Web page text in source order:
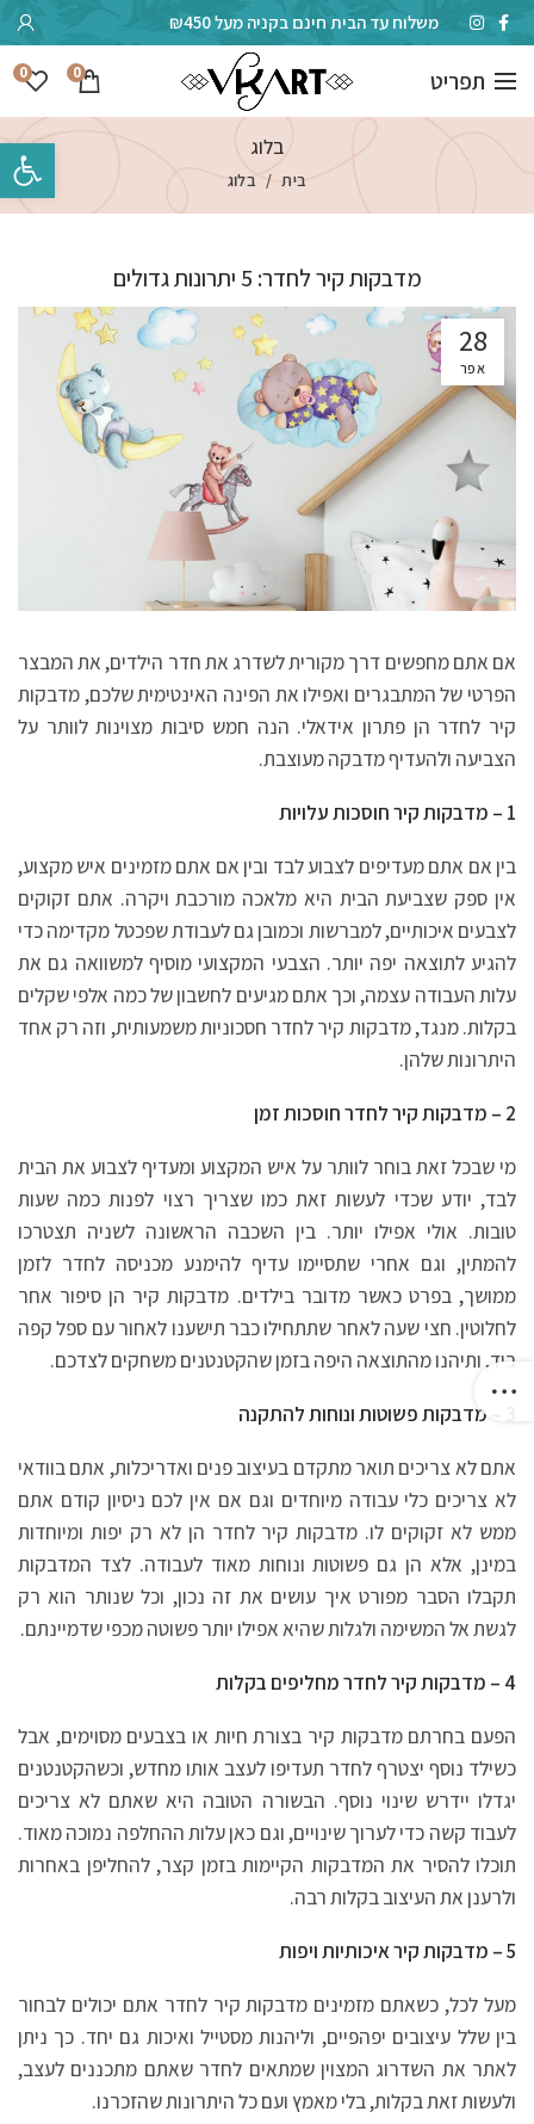
משלוח עד הבית חינם בקניה מעל ₪450
תפריט 0
0
בלוג
בית בלוג
מדבקות קיר לחדר: 5 יתרונות גדולים
28
אפר
אם אתם מחפשים דרך מקורית לשדרג את חדר הילדים, את המבצר
הפרטי של המתבגרים ואפילו את הפינה האינטימית שלכם, מדבקות
קיר לחדר הן פתרון אידאלי. הנה חמש סיבות מצוינות לוותר על
הצביעה ולהעדיף מדבקה מעוצבת.
1 – מדבקות קיר חוסכות עלויות
בין אם אתם מעדיפים לצבוע לבד ובין אם אתם מזמינים איש מקצוע,
אין ספק שצביעת הבית היא מלאכה מורכבת ויקרה. אתם זקוקים
לצבעים איכותיים, למברשות וכמובן גם לעבודת שפכטל מקדימה כדי
להגיע לתוצאה יפה יותר. הצבעי המקצועי מוסיף למשוואה גם את
עלות העבודה עצמה, וכך אתם מגיעים לחשבון של כמה אלפי שקלים
בקלות. מנגד, מדבקות קיר לחדר חסכוניות משמעותית, וזה רק אחד
היתרונות שלהן.
2 – מדבקות קיר לחדר חוסכות זמן
מי שבכל זאת בוחר לוותר על איש המקצוע ומעדיף לצבוע את הבית
לבד, יודע שכדי לעשות זאת כמו שצריך רצוי לפנות כמה שעות
טובות. אולי אפילו יותר. בין השכבה הראשונה לשניה תצטרכו
להמתין, וגם אחרי שתסיימו עדיף להימנע מכניסה לחדר לזמן
ממושך, בפרט כאשר מדובר בילדים. מדבקות קיר הן סיפור אחר
לחלוטין. חצי שעה לאחר שתתחילו כבר תישענו לאחור עם ספל קפה
ביד, ותיהנו מהתוצאה היפה בזמן שהקטנטנים משחקים לצדכם.
אתם לא צריכים תואר מתקדם בעיצוב פנים ואדריכלות, אתם בוודאי
לא צריכים כלי עבודה מיוחדים וגם אם אין לכם ניסיון קודם אתם
ממש לא זקוקים לו. מדבקות קיר לחדר הן לא רק יפות ומיוחדות
במינן, אלא הן גם פשוטות ונוחות מאוד לעבודה. לצד המדבקות
תקבלו הסבר מפורט איך עושים את זה נכון, וכל שנותר הוא רק
לגשת אל המשימה ולגלות שהיא אפילו יותר פשוטה מכפי שדמיינתם.
4 – מדבקות קיר לחדר מחליפים בקלות
הפעם בחרתם מדבקות קיר בצורת חיות או בצבעים מסוימים, אבל
כשילד נוסף יצטרף לחדר תעדיפו לעצב אותו מחדש, וכשהקטנטנים
יגדלו יידרש שינוי נוסף. הבשורה הטובה היא שאתם לא צריכים
לעבוד קשה כדי לערוך שינויים, וגם כאן עלות ההחלפה נמוכה מאוד.
תוכלו להסיר את המדבקות הקיימות בזמן קצר, להחליפן באחרות
ולרענן את העיצוב בקלות רבה.
5 – מדבקות קיר איכותיות ויפות
מעל לכל, כשאתם מזמינים מדבקות קיר לחדר אתם יכולים לבחור
בין שלל עיצובים יפהפיים, וליהנות מסטייל ואיכות גם יחד. כך ניתן
לאתר את השדרוג המצוין שמתאים לחדר שאתם מתכננים לעצב,
ולעשות זאת בקלות, בלי מאמץ ועם כל היתרונות שהזכרנו.
פתח